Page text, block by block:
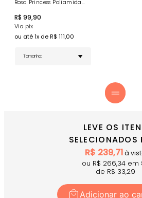
Rosa Princess Poliamida
R$ 99,90
Via pix
ou até1x de R$ 111,00
LEVE OS
SELECIONADOS
R$ 239,71à
ou R$ 266,34 em
de R$ 33,29
Adicionar ao